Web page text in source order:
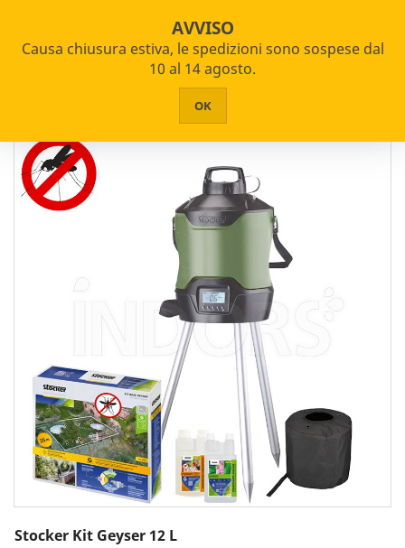

PRODOTTI
ASSISTENZA
CONTATTI
Giardinaggio e Agricoltura
Stocker Kit Geyser 12 L
AVVISO
Causa chiusura estiva, le spedizioni sono sospese dal
10 al 14 agosto.
OK